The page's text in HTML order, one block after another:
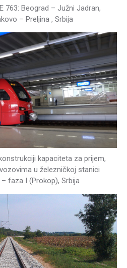
763: Beograd – Južni Jadran,
– Preljina , Srbija
kapaciteta za prijem,
u železničkoj stanici
faza I (Prokop), Srbija